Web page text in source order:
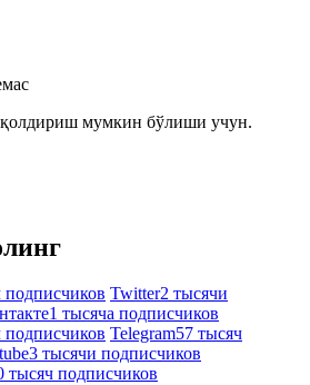
мумкин бўлиши учун.
подписчиков Twitter2 тысячи
1 тысяча подписчиков
подписчиков Telegram57 тысяч
3 тысячи подписчиков
тысяч подписчиков